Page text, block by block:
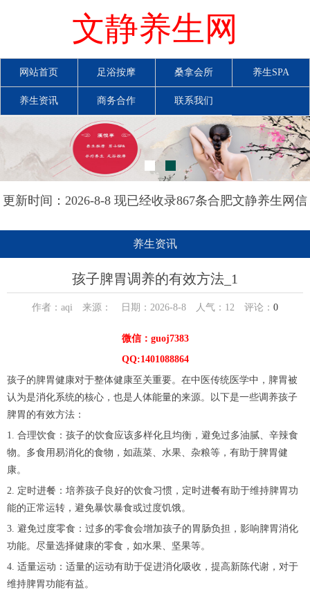
文静养生网
网站首页 足浴按摩 桑拿会所 养生SPA
养生资讯 商务合作 联系我们
更新时间：2026-8-8 现已经收录867条合肥文静养生网信
养生资讯
孩子脾胃调养的有效方法_1
作者：aqi 来源： 日期：2026-8-8 人气： 12 评论： 0
微信：guoj7383
QQ:1401088864
孩子的脾胃健康对于整体健康至关重要。在中医传统医学中，脾胃被
认为是消化系统的核心，也是人体能量的来源。以下是一些调养孩子
脾胃的有效方法：
1. 合理饮食：孩子的饮食应该多样化且均衡，避免过多油腻、辛辣食
物。多食用易消化的食物，如蔬菜、水果、杂粮等，有助于脾胃健
康。
2. 定时进餐：培养孩子良好的饮食习惯，定时进餐有助于维持脾胃功
能的正常运转，避免暴饮暴食或过度饥饿。
3. 避免过度零食：过多的零食会增加孩子的胃肠负担，影响脾胃消化
功能。尽量选择健康的零食，如水果、坚果等。
4. 适量运动：适量的运动有助于促进消化吸收，提高新陈代谢，对于
维持脾胃功能有益。